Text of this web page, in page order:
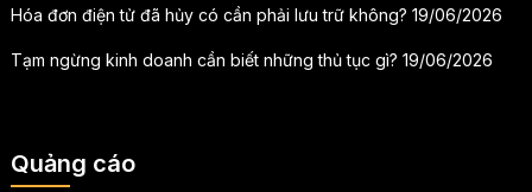
Hóa đơn điện tử đã hủy có cần phải lưu trữ không? 19/06/2026
Tạm ngừng kinh doanh cần biết những thủ tục gì? 19/06/2026
Quảng cáo